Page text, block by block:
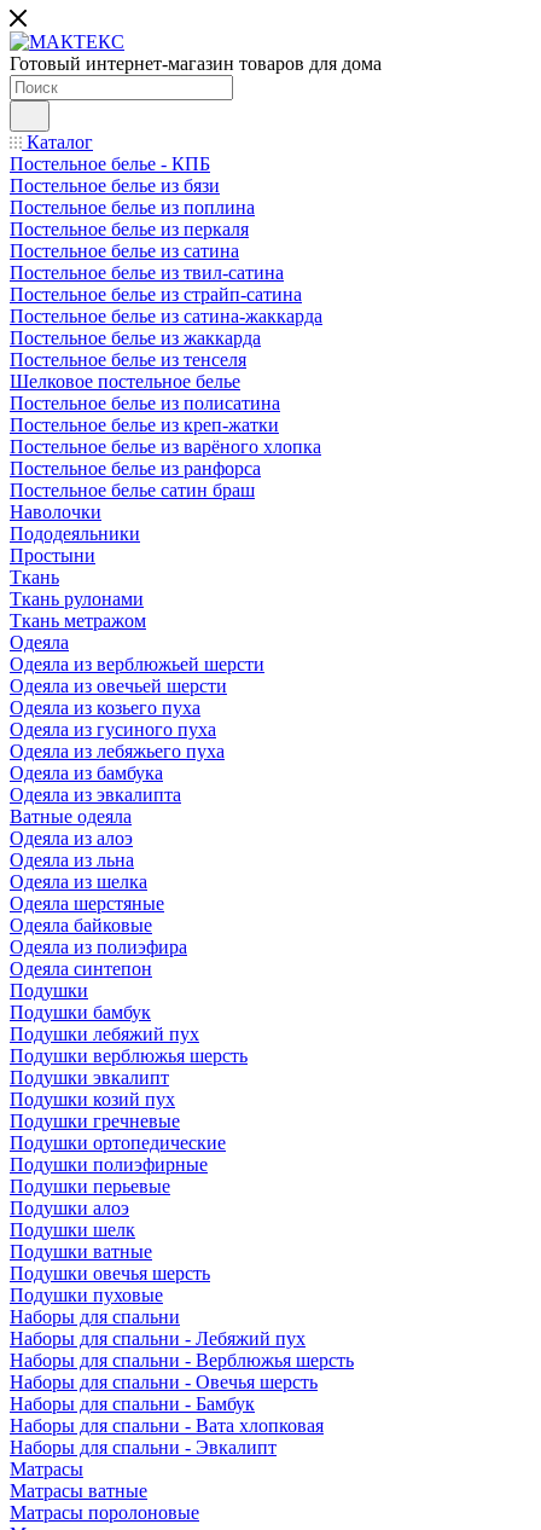
Готовый интернет-магазин товаров для дома
Каталог
Постельное белье - КПБ
Постельное белье из бязи
Постельное белье из поплина
Постельное белье из перкаля
Постельное белье из сатина
Постельное белье из твил-сатина
Постельное белье из страйп-сатина
Постельное белье из сатина-жаккарда
Постельное белье из жаккарда
Постельное белье из тенселя
Шелковое постельное белье
Постельное белье из полисатина
Постельное белье из креп-жатки
Постельное белье из варёного хлопка
Постельное белье из ранфорса
Постельное белье сатин браш
Наволочки
Пододеяльники
Простыни
Ткань
Ткань рулонами
Ткань метражом
Одеяла
Одеяла из верблюжьей шерсти
Одеяла из овечьей шерсти
Одеяла из козьего пуха
Одеяла из гусиного пуха
Одеяла из лебяжьего пуха
Одеяла из бамбука
Одеяла из эвкалипта
Ватные одеяла
Одеяла из алоэ
Одеяла из льна
Одеяла из шелка
Одеяла шерстяные
Одеяла байковые
Одеяла из полиэфира
Одеяла синтепон
Подушки
Подушки бамбук
Подушки лебяжий пух
Подушки верблюжья шерсть
Подушки эвкалипт
Подушки козий пух
Подушки гречневые
Подушки ортопедические
Подушки полиэфирные
Подушки перьевые
Подушки алоэ
Подушки шелк
Подушки ватные
Подушки овечья шерсть
Подушки пуховые
Наборы для спальни
Наборы для спальни - Лебяжий пух
Наборы для спальни - Верблюжья шерсть
Наборы для спальни - Овечья шерсть
Наборы для спальни - Бамбук
Наборы для спальни - Вата хлопковая
Наборы для спальни - Эвкалипт
Матрасы
Матрасы ватные
Матрасы поролоновые